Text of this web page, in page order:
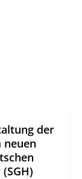
der
neuen